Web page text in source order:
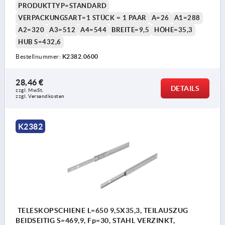
PRODUKTTYP=STANDARD
VERPACKUNGSART=1 STÜCK = 1 PAAR
A=26
A1=288
A2=320
A3=512 A4=544 BREITE=9,5
HÖHE=35,3
HUB S=432,6
Bestellnummer: K2382.0600
28,46 €
zzgl. MwSt.
zzgl. Versandkosten
DETAILS
K2382
TELESKOPSCHIENE L=650 9,5X35,3, TEILAUSZUG
BEIDSEITIG S=469,9, Fp=30, STAHL VERZINKT,